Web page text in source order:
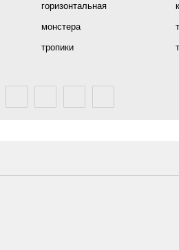
горизонтальная
монстера
тропики